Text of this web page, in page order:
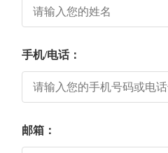
手机/电话：
邮箱：